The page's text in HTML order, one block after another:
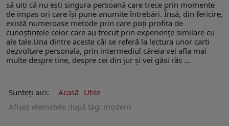
să uiți că nu ești singura persoană care trece prin momente
de impas ori care își pune anumite întrebări. Însă, din fericire,
există numeroase metode prin care poți profita de
cunoștințele celor care au trecut prin experiențe similare cu
ale tale.Una dintre aceste căi se referă la lectura unor carti
dezvoltare personala, prin intermediul căreia vei afla mai
multe despre tine, despre cei din jur și vei găsi răs ...
Sunteți aici: Acasă Utile
Afişez elemetele după tag: modern